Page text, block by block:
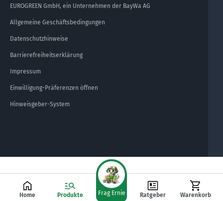
EUROGREEN GmbH, ein Unternehmen der BayWa AG
Allgemeine Geschäftsbedingungen
Datenschutzhinweise
Barrierefreiheitserklärung
Impressum
Einwilligung-Präferenzen öffnen
Hinweisgeber-System
Home Produkte Frag Ernie Ratgeber Warenkorb